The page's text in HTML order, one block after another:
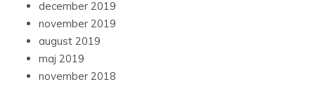
december 2019
november 2019
august 2019
maj 2019
november 2018